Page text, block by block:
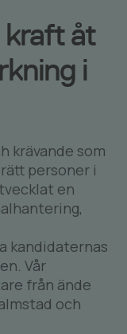
kraft åt
i
krävande som
personer i
en
kandidaternas
Vår
från ände
och